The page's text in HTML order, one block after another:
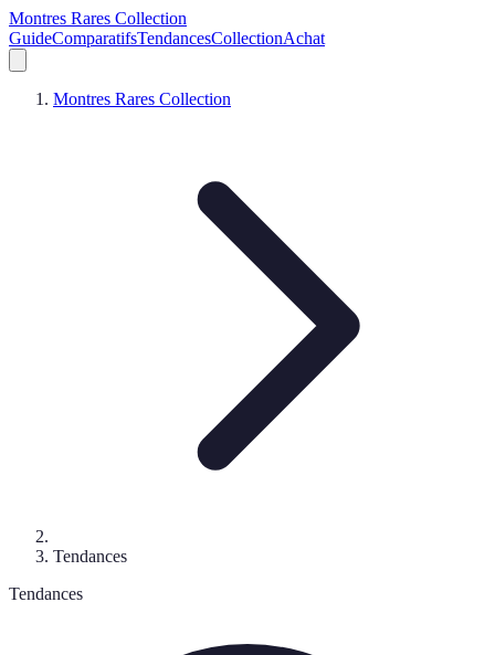
Montres Rares Collection
GuideComparatifsTendancesCollectionAchat
Montres Rares Collection
Tendances
Tendances